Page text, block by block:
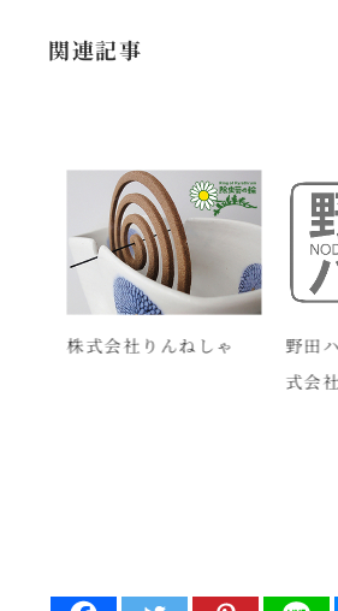
関連記事
株式会社りんねしゃ
野田
式会社